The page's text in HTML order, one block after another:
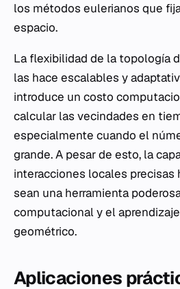
los métodos eulerianos que
espacio.
La flexibilidad de la topología
las hace escalables y
introduce un costo
calcular las vecindades en
especialmente cuando el
grande. A pesar de esto, la
interacciones locales precisas
sean una herramienta
computacional y el
geométrico.
Aplicaciones